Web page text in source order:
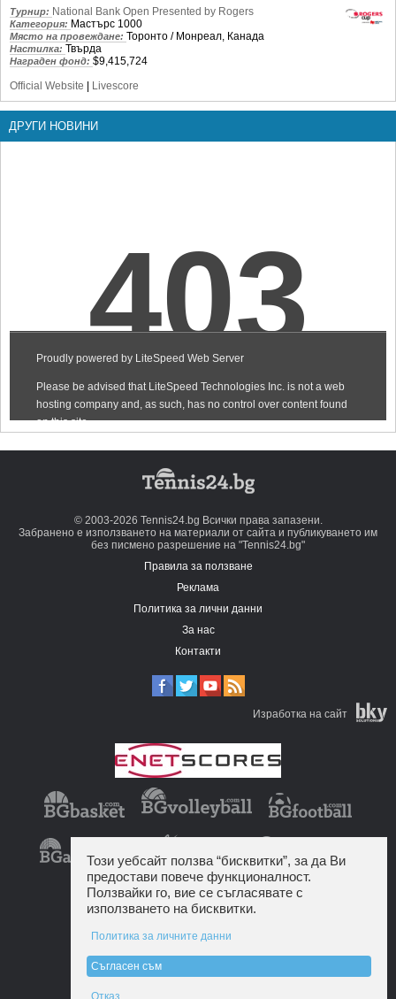
Турнир: National Bank Open Presented by Rogers
Категория: Мастърс 1000
Място на провеждане: Торонто / Монреал, Канада
Настилка: Твърда
Награден фонд: $9,415,724
Official Website
Livescore
ДРУГИ НОВИНИ
© 2003-2026 Tennis24.bg Всички права запазени.
Забранено е използването на материали от сайта и публикуването им
без писмено разрешение на "Tennis24.bg"
Правила за ползване
Реклама
Политика за лични данни
За нас
Контакти
Изработка на сайт
Този уебсайт ползва “бисквитки”, за да Ви
предостави повече функционалност.
Ползвайки го, вие се съгласявате с
използването на бисквитки.
Политика за личните данни
Съгласен съм
Отказ